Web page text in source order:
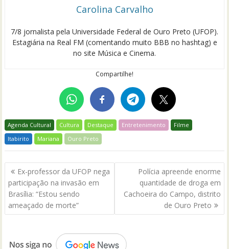
Carolina Carvalho
7/8 jornalista pela Universidade Federal de Ouro Preto (UFOP).
Estagiária na Real FM (comentando muito BBB no hashtag) e
no site Música e Cinema.
Compartilhe!
Agenda Cultural Cultura Destaque Entretenimento
Filme
Itabirito
Mariana Ouro Preto
Navegação
de
Post
Ex-professor da UFOP nega
participação na invasão em
Brasília: “Estou sendo
ameaçado de morte”
Polícia apreende enorme
quantidade de droga em
Cachoeira do Campo, distrito
de Ouro Preto